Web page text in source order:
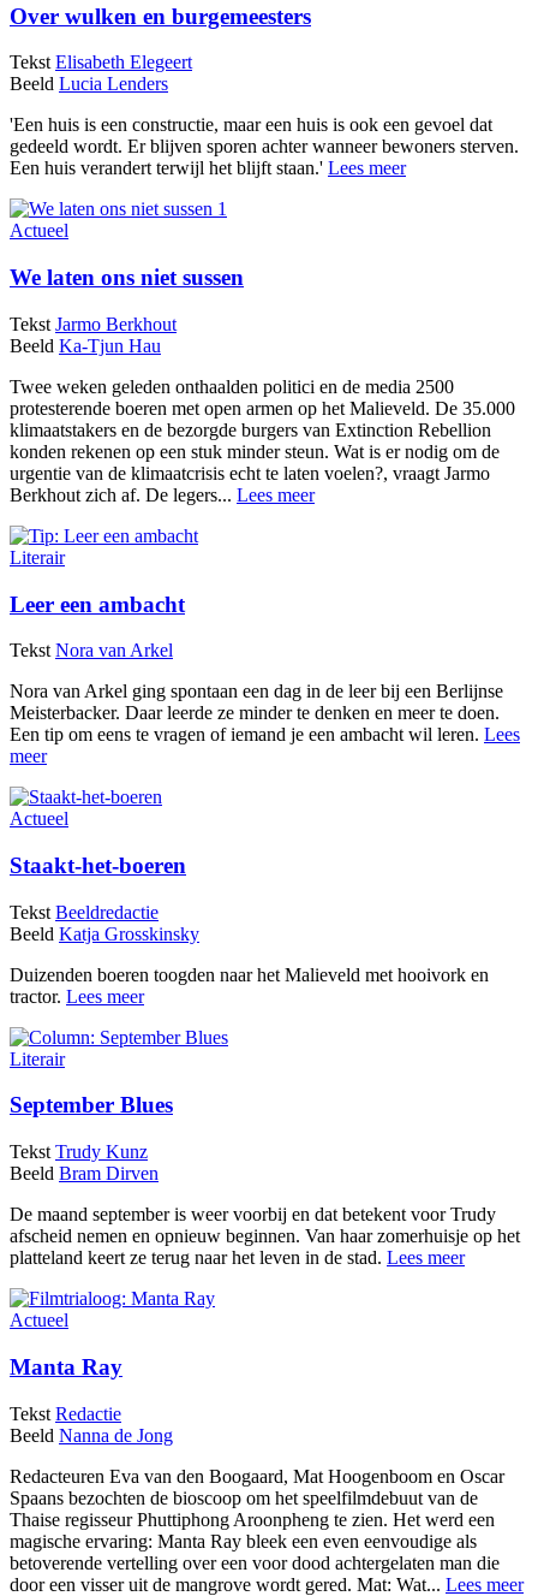
Over wulken en burgemeesters
Tekst Elisabeth Elegeert
Beeld Lucia Lenders
'Een huis is een constructie, maar een huis is ook een gevoel dat
gedeeld wordt. Er blijven sporen achter wanneer bewoners sterven.
Een huis verandert terwijl het blijft staan.' Lees meer
Actueel
We laten ons niet sussen
Tekst Jarmo Berkhout
Beeld Ka-Tjun Hau
Twee weken geleden onthaalden politici en de media 2500
protesterende boeren met open armen op het Malieveld. De 35.000
klimaatstakers en de bezorgde burgers van Extinction Rebellion
konden rekenen op een stuk minder steun. Wat is er nodig om de
urgentie van de klimaatcrisis echt te laten voelen?, vraagt Jarmo
Berkhout zich af. De legers... Lees meer
Literair
Leer een ambacht
Tekst Nora van Arkel
Nora van Arkel ging spontaan een dag in de leer bij een Berlijnse
Meisterbacker. Daar leerde ze minder te denken en meer te doen.
Een tip om eens te vragen of iemand je een ambacht wil leren. Lees
meer
Actueel
Staakt-het-boeren
Tekst Beeldredactie
Beeld Katja Grosskinsky
Duizenden boeren toogden naar het Malieveld met hooivork en
tractor. Lees meer
Literair
September Blues
Tekst Trudy Kunz
Beeld Bram Dirven
De maand september is weer voorbij en dat betekent voor Trudy
afscheid nemen en opnieuw beginnen. Van haar zomerhuisje op het
platteland keert ze terug naar het leven in de stad. Lees meer
Actueel
Manta Ray
Tekst Redactie
Beeld Nanna de Jong
Redacteuren Eva van den Boogaard, Mat Hoogenboom en Oscar
Spaans bezochten de bioscoop om het speelfilmdebuut van de
Thaise regisseur Phuttiphong Aroonpheng te zien. Het werd een
magische ervaring: Manta Ray bleek een even eenvoudige als
betoverende vertelling over een voor dood achtergelaten man die
door een visser uit de mangrove wordt gered. Mat: Wat... Lees meer